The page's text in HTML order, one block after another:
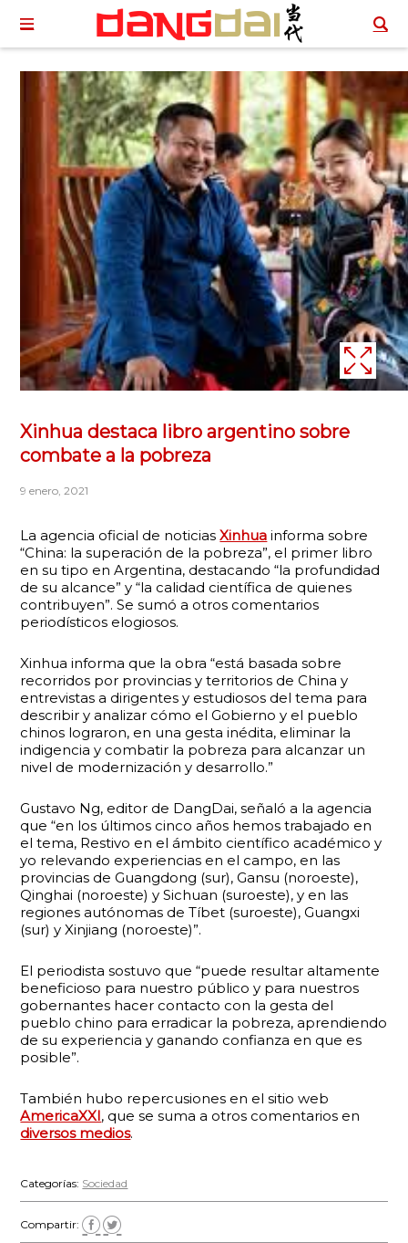
Xinhua destaca libro argentino sobre
combate a la pobreza
9 enero, 2021
La agencia oficial de noticiasXinhua informa sobre
“China: la superación de la pobreza”, el primer libro
en su tipo en Argentina, destacando “la profundidad
de su alcance” y “la calidad científica de quienes
contribuyen”. Se sumó a otros comentarios
periodísticos elogiosos.
Xinhua informa que la obra “está basada sobre
recorridos por provincias y territorios de China y
entrevistas a dirigentes y estudiosos del tema para
describir y analizar cómo el Gobierno y el pueblo
chinos lograron, en una gesta inédita, eliminar la
indigencia y combatir la pobreza para alcanzar un
nivel de modernización y desarrollo.”
Gustavo Ng, editor de DangDai, señaló a la agencia
que “en los últimos cinco años hemos trabajado en
el tema, Restivo en el ámbito científico académico y
yo relevando experiencias en el campo, en las
provincias de Guangdong (sur), Gansu (noroeste),
Qinghai (noroeste) y Sichuan (suroeste), y en las
regiones autónomas de Tíbet (suroeste), Guangxi
(sur) y Xinjiang (noroeste)”.
El periodista sostuvo que “puede resultar altamente
beneficioso para nuestro público y para nuestros
gobernantes hacer contacto con la gesta del
pueblo chino para erradicar la pobreza, aprendiendo
de su experiencia y ganando confianza en que es
posible”.
También hubo repercusiones en el sitio web
AmericaXXI, que se suma a otros comentarios en
diversos medios.
Categorías: Sociedad
Compartir: